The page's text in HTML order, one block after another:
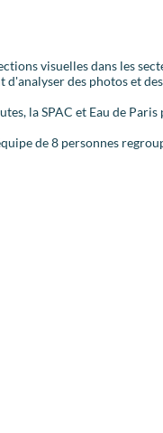
visuelles dans les
des photos et
la SPAC et Eau de
de 8 personnes